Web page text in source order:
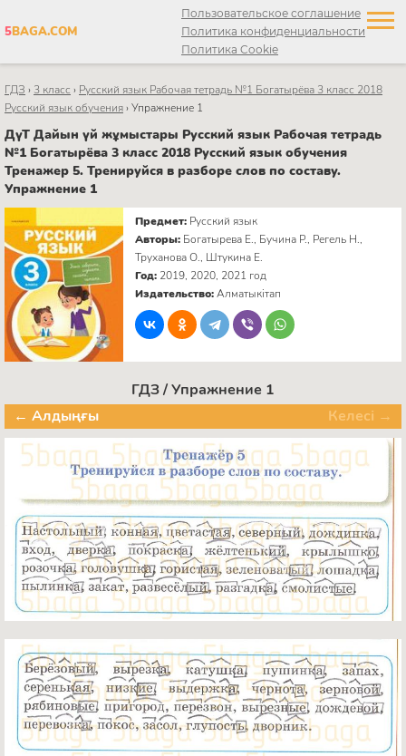
5BAGA.COM
Пользовательское соглашение
Политика конфиденциальности
Политика Cookie
ГДЗ › 3 класс › Русский язык Рабочая тетрадь №1 Богатырёва 3 класс 2018
Русский язык обучения›Упражнение 1
ДүТ Дайын үй жұмыстары Русский язык Рабочая тетрадь
№1 Богатырёва 3 класс 2018 Русский язык обучения
Тренажер 5. Тренируйся в разборе слов по составу.
Упражнение 1
Предмет: Русский язык
Авторы: Богатырева Е., Бучина Р., Регель Н.,
Труханова О., Штукина Е.
Год: 2019, 2020, 2021 год
Издательство:Алматыкітап
ГДЗ / Упражнение 1
← Алдыңғы
Келесі →